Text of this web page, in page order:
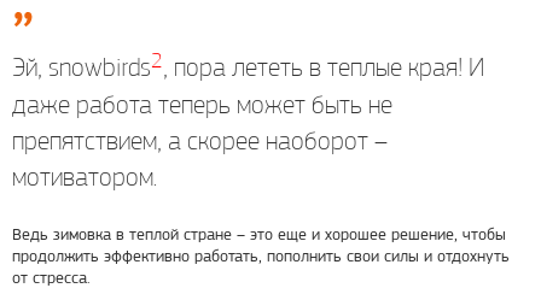
Эй, snowbirds2, пора лететь в теплые края! И
даже работа теперь может быть не
препятствием, а скорее наоборот –
мотиватором.
Ведь зимовка в теплой стране – это еще и хорошее решение, чтобы
продолжить эффективно работать, пополнить свои силы и отдохнуть
от стресса.